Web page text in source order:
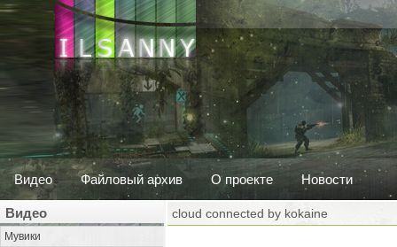
Видео Файловый архив О проекте Новости
Видео
Мувики
cloud connected by kokaine